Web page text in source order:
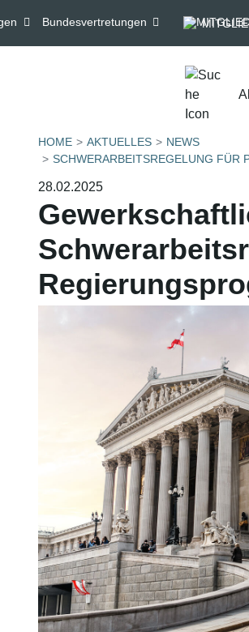
Bundesvertretungen
HOME AKTUELLES
NEWS
SCHWERARBEITSREGELUNG FÜR
28.02.2025